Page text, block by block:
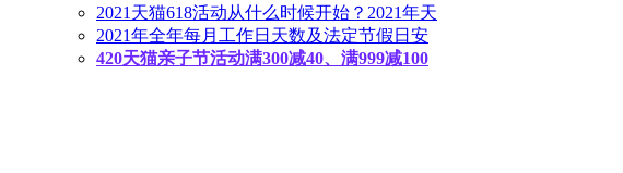
2021天猫618活动从什么时候开始？2021年天
2021年全年每月工作日天数及法定节假日安
420天猫亲子节活动满300减40、满999减100